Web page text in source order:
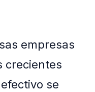
empresas
crecientes
se